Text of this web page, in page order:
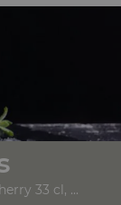
33 cl, ...